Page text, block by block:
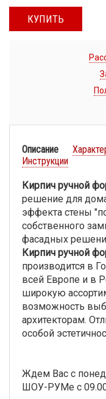
КУПИТЬ
Описание
Инструкции
Кирпич ручной
решение для
эффекта стены
собственного
фасадных
Кирпич ручной
производится в
всей Европе и в
широкую
возможность
архитекторам.
особой
Ждем Вас с
ШОУ-РУМе с 09.00